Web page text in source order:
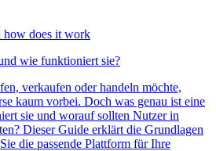
wie funktioniert sie?
verkaufen oder handeln möchte,
kaum vorbei. Doch was genau ist eine
sie und worauf sollten Nutzer in
Dieser Guide erklärt die Grundlagen
die passende Plattform für Ihre